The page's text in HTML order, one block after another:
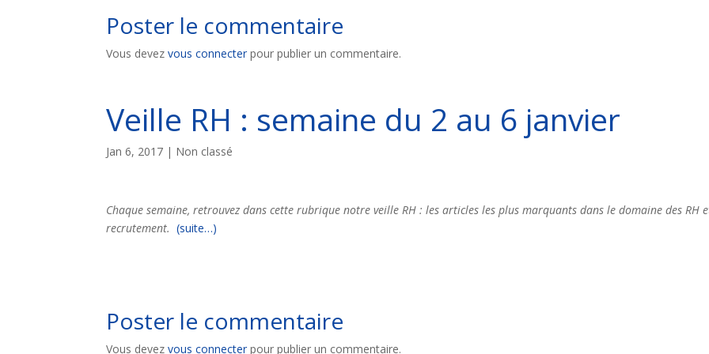
Poster le commentaire
Vous devezvous connecter pour publier un commentaire.
Veille RH : semaine du 2 au 6 janvier
Jan 6, 2017 | Non classé
Chaque semaine, retrouvez dans cette rubrique notre veille RH : les articles les plus marquants dans le domaine des RH
recrutement. (suite…)
Poster le commentaire
Vous devezvous connecter pour publier un commentaire.